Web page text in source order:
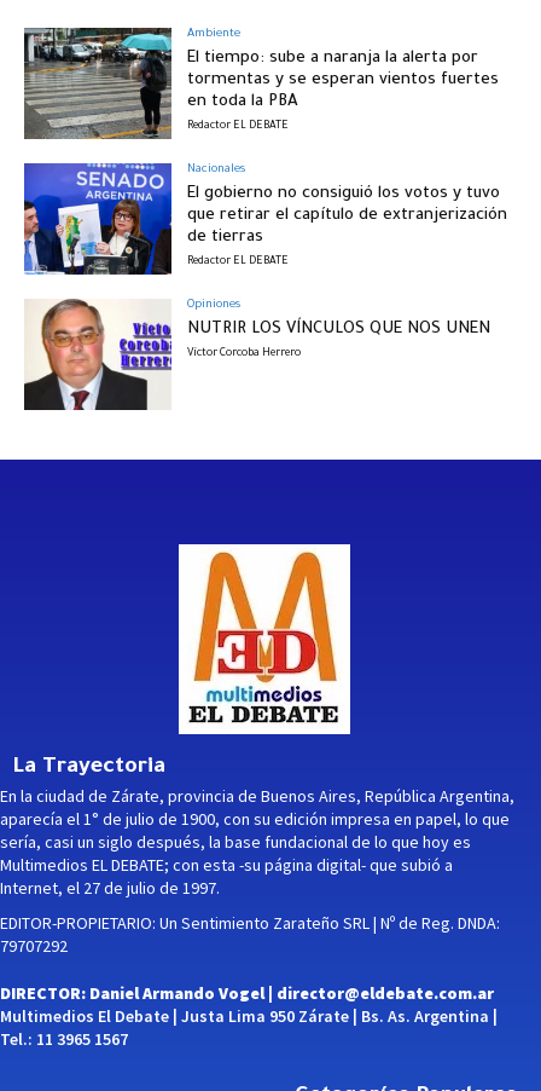
Ambiente
El tiempo: sube a naranja la alerta por
tormentas y se esperan vientos fuertes
en toda la PBA
Redactor EL DEBATE
Nacionales
El gobierno no consiguió los votos y tuvo
que retirar el capítulo de extranjerización
de tierras
Redactor EL DEBATE
Opiniones
NUTRIR LOS VÍNCULOS QUE NOS UNEN
Víctor Corcoba Herrero
La Trayectoria
En la ciudad de Zárate, provincia de Buenos Aires, República Argentina,
aparecía el 1° de julio de 1900, con su edición impresa en papel, lo que
sería, casi un siglo después, la base fundacional de lo que hoy es
Multimedios EL DEBATE; con esta -su página digital- que subió a
Internet, el 27 de julio de 1997.
EDITOR-PROPIETARIO: Un Sentimiento Zarateño SRL | Nº de Reg. DNDA:
79707292
DIRECTOR: Daniel Armando Vogel | director@eldebate.com.ar
Multimedios El Debate | Justa Lima 950 Zárate | Bs. As. Argentina |
Tel.: 11 3965 1567